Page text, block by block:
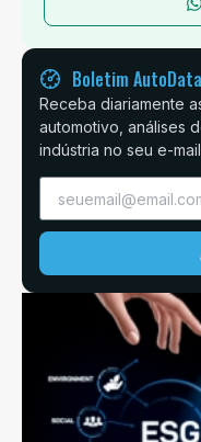
Boletim AutoData
Receba diariamente
automotivo, análises
indústria no seu e-